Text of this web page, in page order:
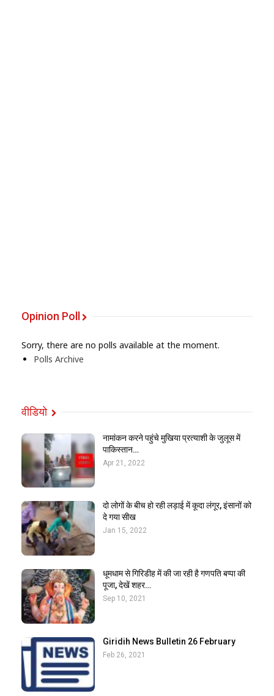
Opinion Poll
Sorry, there are no polls available at the moment.
Polls Archive
वीडियो
नामांकन करने पहुंचे मुखिया प्रत्याशी के जुलूस में
पाकिस्तान…
Apr 21, 2022
दो लोगों के बीच हो रही लड़ाई में कूदा लंगूर, इंसानों को
दे गया सीख
Jan 15, 2022
धूमधाम से गिरिडीह में की जा रही है गणपति बप्पा की
पूजा, देखें शहर…
Sep 10, 2021
Giridih News Bulletin 26 February
Feb 26, 2021